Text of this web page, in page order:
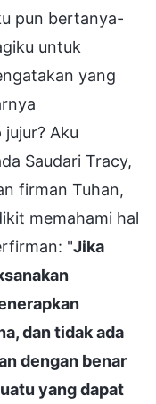
pun bertanya-
untuk
yang
Aku
Saudari Tracy,
firman Tuhan,
memahami hal
"Jika
dan tidak ada
dengan benar
yang dapat